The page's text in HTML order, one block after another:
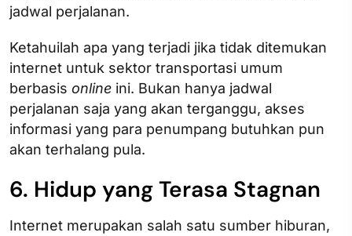
jadwal perjalanan.
Ketahuilah apa yang terjadi jika tidak ditemukan
internet untuk sektor transportasi umum
berbasis online ini. Bukan hanya jadwal
perjalanan saja yang akan terganggu, akses
informasi yang para penumpang butuhkan pun
akan terhalang pula.
6. Hidup yang Terasa Stagnan
Internet merupakan salah satu sumber hiburan,